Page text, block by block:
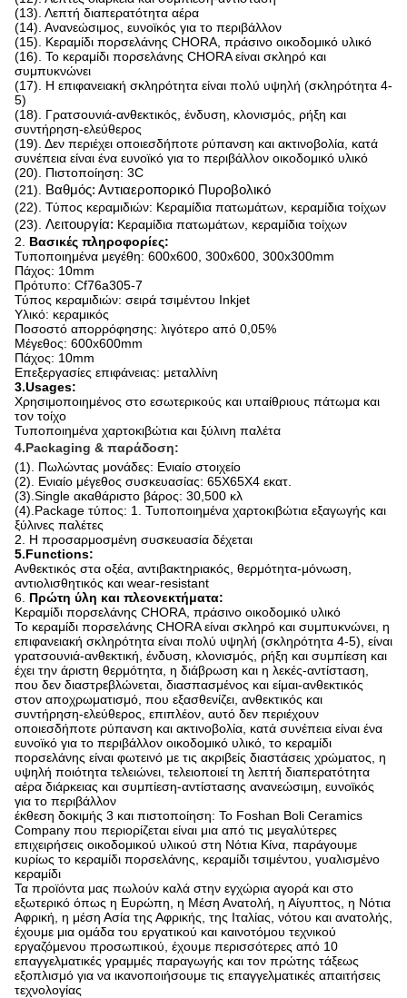
(13). Λεπτή διαπερατότητα αέρα
(14). Ανανεώσιμος, ευνοϊκός για το περιβάλλον
(15). Κεραμίδι πορσελάνης CHORA, πράσινο οικοδομικό υλικό
(16). Το κεραμίδι πορσελάνης CHORA είναι σκληρό και
συμπυκνώνει
(17). Η επιφανειακή σκληρότητα είναι πολύ υψηλή (σκληρότητα 4-
5)
(18). Γρατσουνιά-ανθεκτικός, ένδυση, κλονισμός, ρήξη και
συντήρηση-ελεύθερος
(19). Δεν περιέχει οποιεσδήποτε ρύπανση και ακτινοβολία, κατά
συνέπεια είναι ένα ευνοϊκό για το περιβάλλον οικοδομικό υλικό
(20). Πιστοποίηση: 3C
(21).
Βαθμός: Αντιαεροπορικό Πυροβολικό
(22). Τύπος κεραμιδιών: Κεραμίδια πατωμάτων, κεραμίδια τοίχων
(23). Λειτουργία: Κεραμίδια πατωμάτων, κεραμίδια τοίχων
2. Βασικές πληροφορίες:
Τυποποιημένα μεγέθη: 600x600, 300x600, 300x300mm
Πάχος: 10mm
Πρότυπο: Cf76a305-7
Τύπος κεραμιδιών: σειρά τσιμέντου Inkjet
Υλικό: κεραμικός
Ποσοστό απορρόφησης: λιγότερο από 0,05%
Μέγεθος: 600x600mm
Πάχος: 10mm
Επεξεργασίες επιφάνειας: μεταλλίνη
3.Usages:
Χρησιμοποιημένος στο εσωτερικούς και υπαίθριους πάτωμα και
τον τοίχο
Τυποποιημένα χαρτοκιβώτια και ξύλινη παλέτα
4.Packaging & παράδοση:
(1). Πωλώντας μονάδες: Ενιαίο στοιχείο
(2). Ενιαίο μέγεθος συσκευασίας: 65X65X4 εκατ.
(3).Single ακαθάριστο βάρος: 30,500 κλ
(4).Package τύπος: 1. Τυποποιημένα χαρτοκιβώτια εξαγωγής και
ξύλινες παλέτες
2. Η προσαρμοσμένη συσκευασία δέχεται
5.Functions:
Ανθεκτικός στα οξέα, αντιβακτηριακός, θερμότητα-μόνωση,
αντιολισθητικός και wear-resistant
6. Πρώτη ύλη και πλεονεκτήματα:
Κεραμίδι πορσελάνης CHORA, πράσινο οικοδομικό υλικό
Το κεραμίδι πορσελάνης CHORA είναι σκληρό και συμπυκνώνει, η
επιφανειακή σκληρότητα είναι πολύ υψηλή (σκληρότητα 4-5), είναι
γρατσουνιά-ανθεκτική, ένδυση, κλονισμός, ρήξη και συμπίεση και
έχει την άριστη θερμότητα, η διάβρωση και η λεκές-αντίσταση,
που δεν διαστρεβλώνεται, διασπασμένος και είμαι-ανθεκτικός
στον αποχρωματισμό, που εξασθενίζει, ανθεκτικός και
συντήρηση-ελεύθερος, επιπλέον, αυτό δεν περιέχουν
οποιεσδήποτε ρύπανση και ακτινοβολία, κατά συνέπεια είναι ένα
ευνοϊκό για το περιβάλλον οικοδομικό υλικό, το κεραμίδι
πορσελάνης είναι φωτεινό με τις ακριβείς διαστάσεις χρώματος, η
υψηλή ποιότητα τελειώνει, τελειοποιεί τη λεπτή διαπερατότητα
αέρα διάρκειας και συμπίεση-αντίστασης ανανεώσιμη, ευνοϊκός
για το περιβάλλον
έκθεση δοκιμής 3 και πιστοποίηση: Το Foshan Boli Ceramics
Company που περιορίζεται είναι μια από τις μεγαλύτερες
επιχειρήσεις οικοδομικού υλικού στη Νότια Κίνα, παράγουμε
κυρίως το κεραμίδι πορσελάνης, κεραμίδι τσιμέντου, γυαλισμένο
κεραμίδι
Τα προϊόντα μας πωλούν καλά στην εγχώρια αγορά και στο
εξωτερικό όπως η Ευρώπη, η Μέση Ανατολή, η Αίγυπτος, η Νότια
Αφρική, η μέση Ασία της Αφρικής, της Ιταλίας, νότου και ανατολής,
έχουμε μια ομάδα του εργατικού και καινοτόμου τεχνικού
εργαζόμενου προσωπικού, έχουμε περισσότερες από 10
επαγγελματικές γραμμές παραγωγής και τον πρώτης τάξεως
εξοπλισμό για να ικανοποιήσουμε τις επαγγελματικές απαιτήσεις
τεχνολογίας